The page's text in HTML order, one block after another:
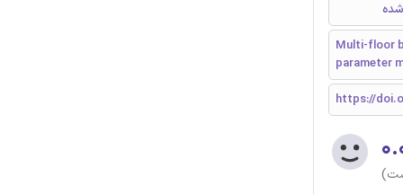
شده
Multi-floor
parameter
https://